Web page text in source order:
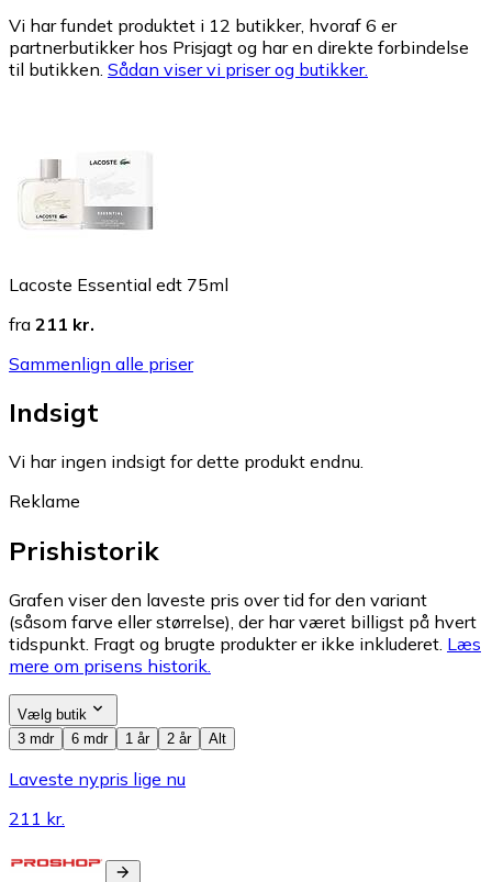
Vi har fundet produktet i 12 butikker, hvoraf 6 er
partnerbutikker hos Prisjagt og har en direkte forbindelse
til butikken. Sådan viser vi priser og butikker.
Lacoste Essential edt 75ml
fra 211 kr.
Sammenlign alle priser
Indsigt
Vi har ingen indsigt for dette produkt endnu.
Reklame
Prishistorik
Grafen viser den laveste pris over tid for den variant
(såsom farve eller størrelse), der har været billigst på hvert
tidspunkt. Fragt og brugte produkter er ikke inkluderet. Læs
mere om prisens historik.
Vælg butik
3 mdr
6 mdr 1 år 2 år Alt
Laveste nypris lige nu
211 kr.